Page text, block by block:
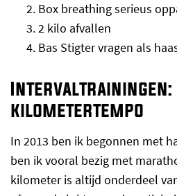
Box breathing serieus
2 kilo afvallen
Bas Stigter vragen als
Intervaltrainingen:
kilometertempo
In 2013 ben ik begonnen met
ben ik vooral bezig met
kilometer is altijd onderdeel